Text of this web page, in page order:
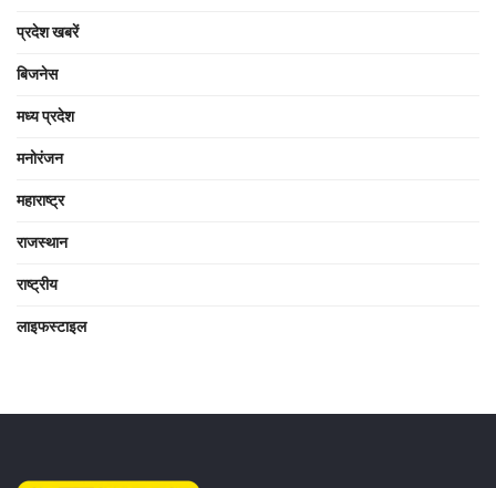
प्रदेश खबरें
बिजनेस
मध्य प्रदेश
मनोरंजन
महाराष्ट्र
राजस्थान
राष्ट्रीय
लाइफस्टाइल